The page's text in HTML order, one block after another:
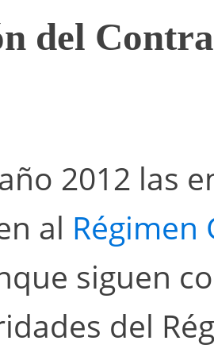
del
2012 las
al Régimen
siguen
del